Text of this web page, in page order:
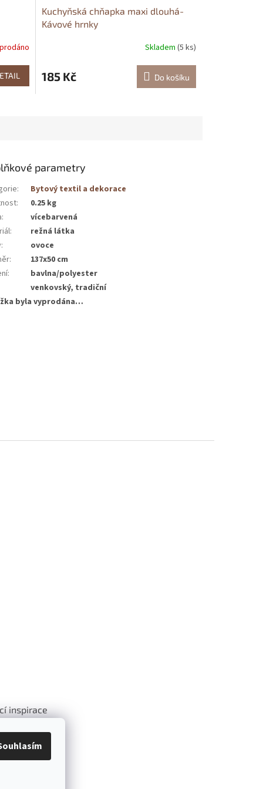
Kuchyňská chňapka maxi dlouhá-
Kávové hrnky
Skladem (5 ks)
185 Kč Do košíku
parametry
:
Bytový textil a dekorace
:
0.25 kg
:
vícebarvená
:
režná látka
:
ovoce
:
137x50 cm
:
bavlna/polyester
venkovský, tradiční
byla vyprodána…
inspirace